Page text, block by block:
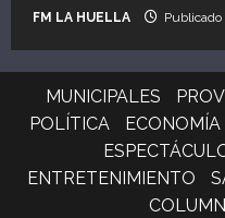
FM LA HUELLA Publicado
MUNICIPALES
POLÍTICA
ECONOMÍA
ENTRETENIMIENTO